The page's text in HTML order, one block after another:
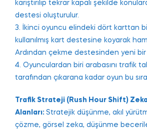
karıştırılıp tekrar kapalı şekilde
destesi oluşturulur.
3. İkinci oyuncu elindeki dört karttan
kullanılmış kart destesine koyarak
Ardından çekme destesinden yeni
4. Oyunculardan biri arabasını trafik
tarafından çıkarana kadar oyun bu
Trafik Strateji (Rush Hour Shift)
Alanları: Stratejik düşünme, akıl
çözme, görsel zeka, düşünme